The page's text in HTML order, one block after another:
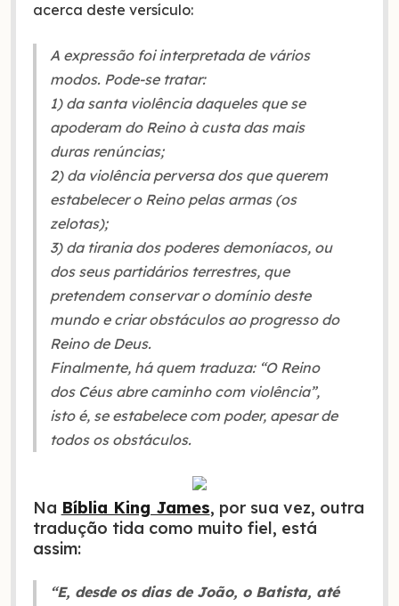
acerca deste versículo:
A expressão foi interpretada de vários
modos. Pode-se tratar:
1) da santa violência daqueles que se
apoderam do Reino à custa das mais
duras renúncias;
2) da violência perversa dos que querem
estabelecer o Reino pelas armas (os
zelotas);
3) da tirania dos poderes demoníacos, ou
dos seus partidários terrestres, que
pretendem conservar o domínio deste
mundo e criar obstáculos ao progresso do
Reino de Deus.
Finalmente, há quem traduza: “O Reino
dos Céus abre caminho com violência”,
isto é, se estabelece com poder, apesar de
todos os obstáculos.
Na Bíblia King James, por sua vez, outra
tradução tida como muito fiel, está
assim:
“E, desde os dias de João, o Batista, até